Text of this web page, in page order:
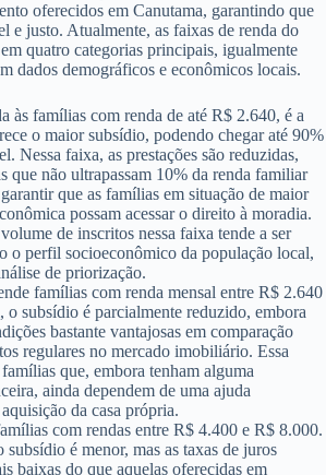
oferecidos em Canutama, garantindo que
e justo. Atualmente, as faixas de renda do
quatro categorias principais, igualmente
dados demográficos e econômicos locais.
às famílias com renda de até R$ 2.640, é a
o maior subsídio, podendo chegar até 90%
Nessa faixa, as prestações são reduzidas,
que não ultrapassam 10% da renda familiar
que as famílias em situação de maior
possam acessar o direito à moradia.
de inscritos nessa faixa tende a ser
o perfil socioeconômico da população local,
de priorização.
famílias com renda mensal entre R$ 2.640
subsídio é parcialmente reduzido, embora
bastante vantajosas em comparação
regulares no mercado imobiliário. Essa
que, embora tenham alguma
ainda dependem de uma ajuda
da casa própria.
com rendas entre R$ 4.400 e R$ 8.000.
subsídio é menor, mas as taxas de juros
baixas do que aquelas oferecidas em